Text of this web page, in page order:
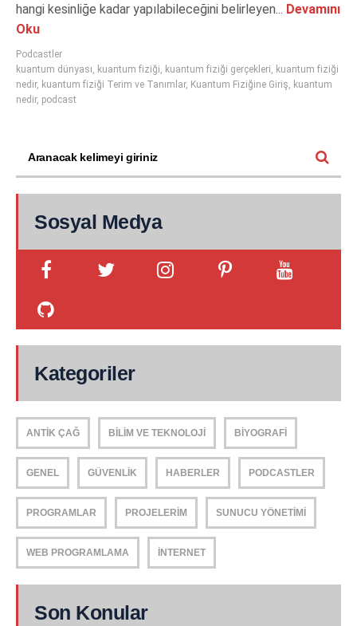
hangi kesinliğe kadar yapılabileceğini belirleyen... Devamını
Oku
Podcastler
kuantum dünyası, kuantum fiziği, kuantum fiziği gerçekleri, kuantum fiziği
nedir, kuantum fiziği Terim ve Tanımlar, Kuantum Fiziğine Giriş, kuantum
nedir, podcast
Sosyal Medya
Kategoriler
ANTIK ÇAĞ BILIM VE TEKNOLOJI BIYOGRAFI
GENEL GÜVENLIK HABERLER PODCASTLER
PROGRAMLAR PROJELERIM SUNUCU YÖNETIMI
WEB PROGRAMLAMA İNTERNET
Son Konular